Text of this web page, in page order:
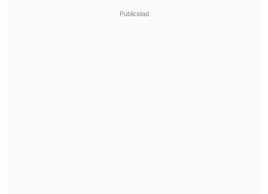
rostro de Daniela Ramírez rompió el silencio